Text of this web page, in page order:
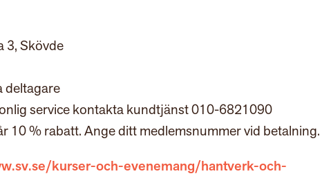
3, Skövde
deltagare
service kontakta kundtjänst 010-6821090
10 % rabatt. Ange ditt medlemsnummer vid betalning.
kurser-och-evenemang/hantverk-och-